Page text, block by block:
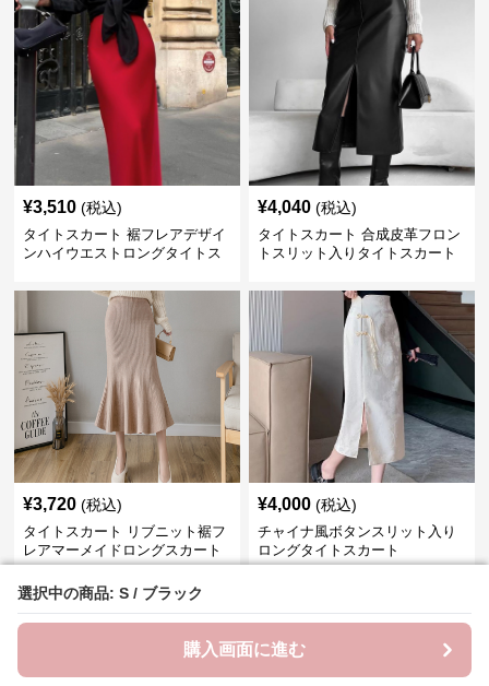
選択中の商品: S / ブラック
購入画面に進む
選択中の商品: S / ブラック
購入画面に進む
¥3,510 (税込)
タイトスカート 裾フレアデザイ
ンハイウエストロングタイトス
¥4,040 (税込)
タイトスカート 合成皮革フロン
トスリット入りタイトスカート
¥3,720 (税込)
タイトスカート リブニット裾フ
レアマーメイドロングスカート
¥4,000 (税込)
チャイナ風ボタンスリット入り
ロングタイトスカート